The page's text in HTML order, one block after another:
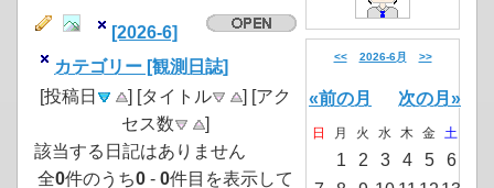
[2026-6]
カテゴリー [観測日誌]
[投稿日
] [タイトル
] [アク
セス数
]
該当する日記はありません
全0件のうち0 - 0件目を表示して
<< 2026-6月 >>
«前の月 次の月»
日 月 火 水 木 金 土
1 2 3 4 5
6